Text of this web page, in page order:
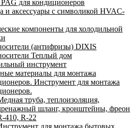
для кондиционеров
и аксессуары с символикой HVAC-
компоненты для холодильной
(антифризы) DIXIS
Теплый дом
инструмент
материалы для монтажа
Инструмент для монтажа
труба, теплоизоляция,
шланг, кронштейны, фреон
410, R-22
для монтажа бытовых